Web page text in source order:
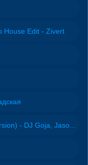
House Edit - Zivert